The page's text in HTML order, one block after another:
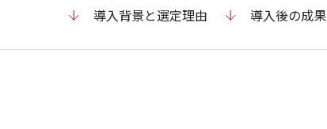
導入背景と選定理由 導入後の成果